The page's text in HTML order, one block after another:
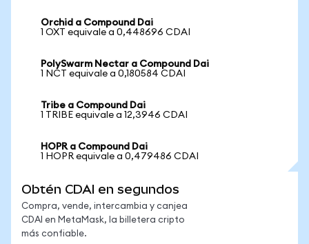
Orchid a Compound Dai
1 OXT equivale a 0,448696 CDAI
PolySwarm Nectar a Compound Dai
1 NCT equivale a 0,180584 CDAI
Tribe a Compound Dai
1 TRIBE equivale a 12,3946 CDAI
HOPR a Compound Dai
1 HOPR equivale a 0,479486 CDAI
Obtén CDAI en segundos
Compra, vende, intercambia y canjea
CDAI en MetaMask, la billetera cripto
más confiable.